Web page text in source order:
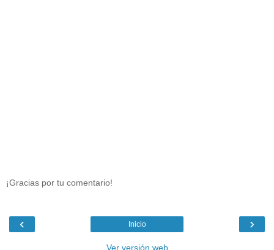
¡Gracias por tu comentario!
‹ ›
Inicio
Ver versión web